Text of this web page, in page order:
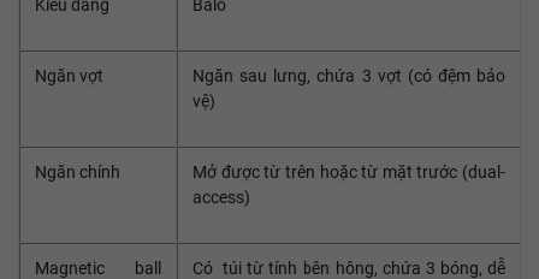
Kiểu dáng Balo
Ngăn vợt
Ngăn sau lưng, chứa 3 vợt (có đệm bảo
vệ)
Ngăn chính
Mở được từ trên hoặc từ mặt trước (dual-
access)
Magnetic ball
Có túi từ tính bên hông, chứa 3 bóng, dễ